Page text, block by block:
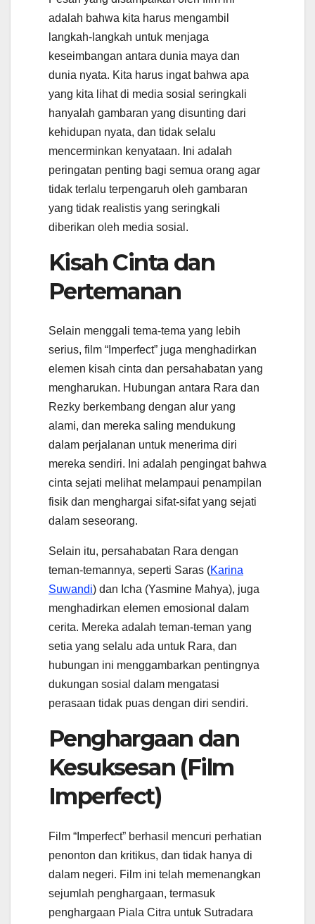
adalah bahwa kita harus mengambil
langkah-langkah untuk menjaga
keseimbangan antara dunia maya dan
dunia nyata. Kita harus ingat bahwa apa
yang kita lihat di media sosial seringkali
hanyalah gambaran yang disunting dari
kehidupan nyata, dan tidak selalu
mencerminkan kenyataan. Ini adalah
peringatan penting bagi semua orang agar
tidak terlalu terpengaruh oleh gambaran
yang tidak realistis yang seringkali
diberikan oleh media sosial.
Kisah Cinta dan
Pertemanan
Selain menggali tema-tema yang lebih
serius, film “Imperfect” juga menghadirkan
elemen kisah cinta dan persahabatan yang
mengharukan. Hubungan antara Rara dan
Rezky berkembang dengan alur yang
alami, dan mereka saling mendukung
dalam perjalanan untuk menerima diri
mereka sendiri. Ini adalah pengingat bahwa
cinta sejati melihat melampaui penampilan
fisik dan menghargai sifat-sifat yang sejati
dalam seseorang.
Selain itu, persahabatan Rara dengan
teman-temannya, seperti Saras (Karina
Suwandi) dan Icha (Yasmine Mahya), juga
menghadirkan elemen emosional dalam
cerita. Mereka adalah teman-teman yang
setia yang selalu ada untuk Rara, dan
hubungan ini menggambarkan pentingnya
dukungan sosial dalam mengatasi
perasaan tidak puas dengan diri sendiri.
Penghargaan dan
Kesuksesan (Film
Imperfect)
Film “Imperfect” berhasil mencuri perhatian
penonton dan kritikus, dan tidak hanya di
dalam negeri. Film ini telah memenangkan
sejumlah penghargaan, termasuk
penghargaan Piala Citra untuk Sutradara